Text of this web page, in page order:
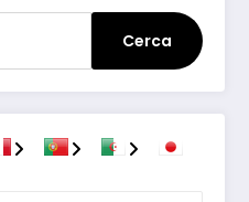
Cerca